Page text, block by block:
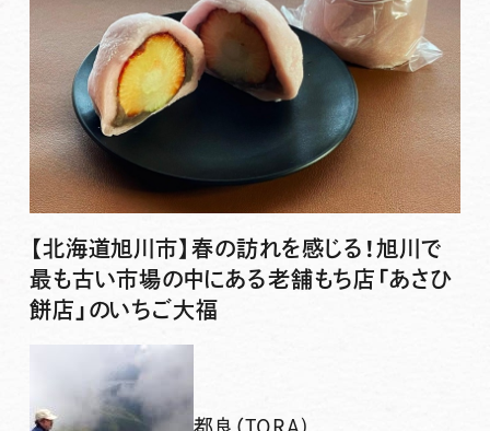
【北海道旭川市】春の訪れを感じる！旭川で
最も古い市場の中にある老舗もち店「あさひ
餅店」のいちご大福
都良（TORA)